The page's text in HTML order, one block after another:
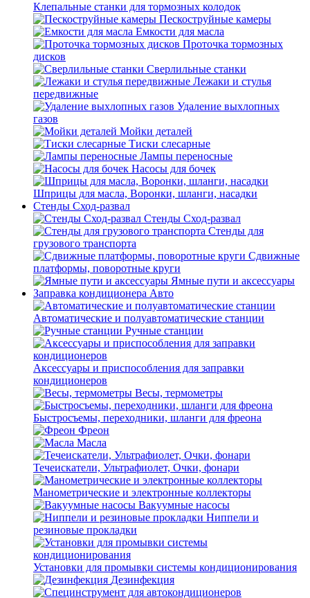
Клепальные станки для тормозных колодок
Пескоструйные камеры
Емкости для масла
Проточка тормозных
дисков
Сверлильные станки
Лежаки и стулья
передвижные
Удаление выхлопных
газов
Мойки деталей
Тиски слесарные
Лампы переносные
Насосы для бочек
Шприцы для масла, Воронки, шланги, насадки
Стенды Сход-развал
Стенды Сход-развал
Стенды для
грузового транспорта
Сдвижные
платформы, поворотные круги
Ямные пути и аксессуары
Заправка кондиционера Авто
Автоматические и полуавтоматические станции
Ручные станции
Аксессуары и приспособления для заправки
кондиционеров
Весы, термометры
Быстросъемы, переходники, шланги для фреона
Фреон
Масла
Течеискатели, Ультрафиолет, Очки, фонари
Манометрические и электронные коллекторы
Вакуумные насосы
Ниппели и
резиновые прокладки
Установки для промывки системы кондиционирования
Дезинфекция